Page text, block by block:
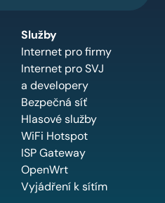
Služby
Internet pro firmy
Internet pro SVJ
a developery
Bezpečná síť
Hlasové služby
WiFi Hotspot
ISP Gateway
OpenWrt
Vyjádření k sítím